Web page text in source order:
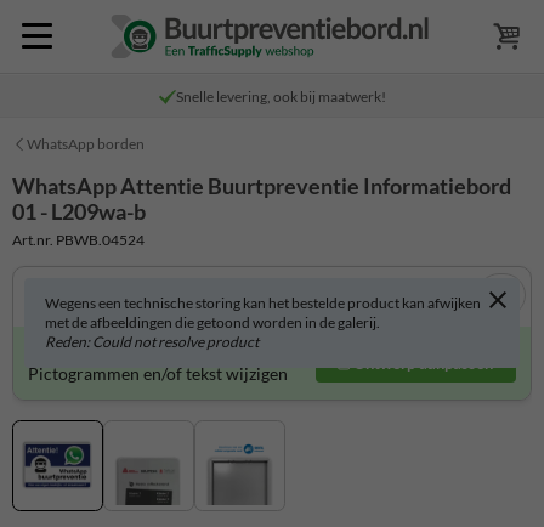
Snelle levering, ook bij maatwerk!
WhatsApp borden
WhatsApp Attentie Buurtpreventie Informatiebord
01 - L209wa-b
Art.nr. PBWB.04524
Wegens een technische storing kan het bestelde product kan afwijken
met de afbeeldingen die getoond worden in de galerij.
Reden: Could not resolve product
Product zelf aanpassen?
Pictogrammen en/of tekst wijzigen
Ontwerp aanpassen